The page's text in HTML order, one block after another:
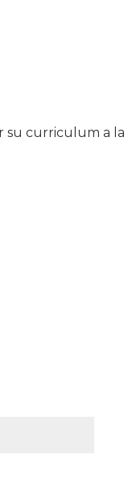
su curriculum a